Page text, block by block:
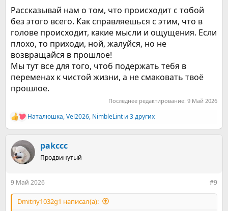
Рассказывай нам о том, что происходит с тобой
без этого всего. Как справляешься с этим, что в
голове происходит, какие мысли и ощущения. Если
плохо, то приходи, ной, жалуйся, но не
возвращайся в прошлое!
Мы тут все для того, чтоб подержать тебя в
переменах к чистой жизни, а не смаковать твоё
прошлое.
Последнее редактирование: 9 Май 2026
Р
е
к
ц
и
Наталюшка,Vel2026, NimbleLint и 3 других
pakccc
Продвинутый
9 Май 2026 #9
Dmitriy1032g1 написал(а):